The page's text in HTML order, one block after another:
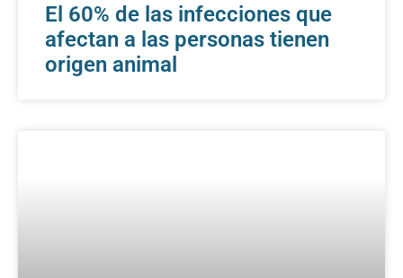
El 60% de las infecciones que
afectan a las personas tienen
origen animal